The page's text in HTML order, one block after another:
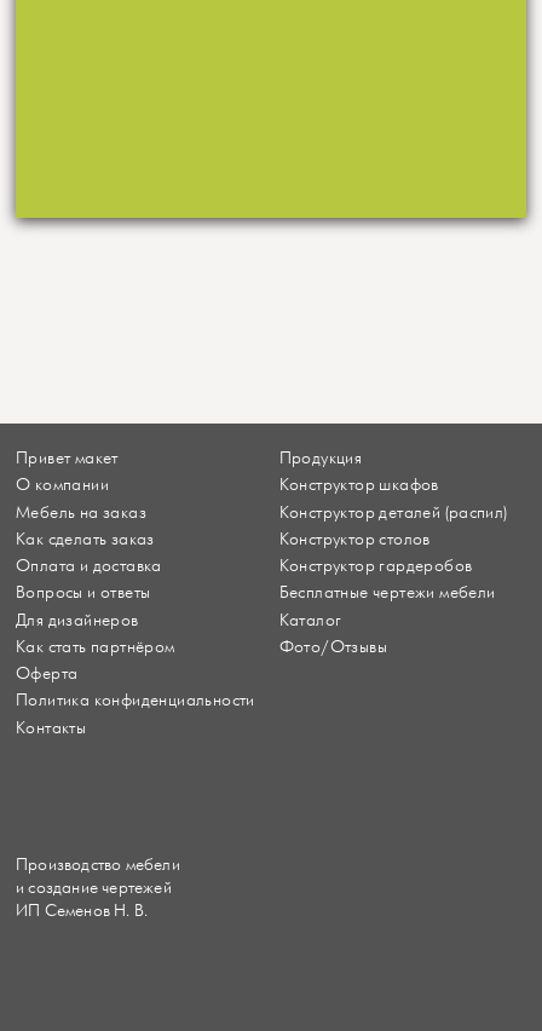
Привет макет
О компании
Мебель на заказ
Как сделать заказ
Оплата и доставка
Вопросы и ответы
Для дизайнеров
Как стать партнёром
Оферта
Политика конфиденциальности
Контакты
Продукция
Конструктор шкафов
Конструктор деталей (распил)
Конструктор столов
Конструктор гардеробов
Бесплатные чертежи мебели
Каталог
Фото/Отзывы
Производство мебели
и создание чертежей
ИП Семенов Н. В.